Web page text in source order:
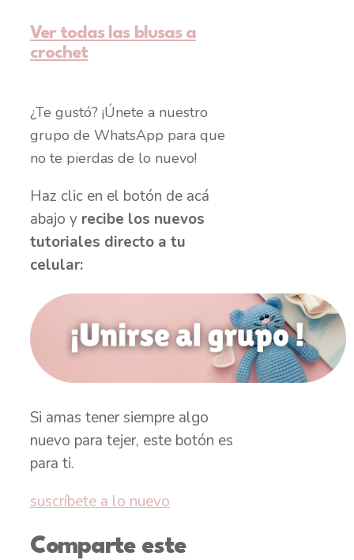
Ver todas las blusas a
crochet
¿Te gustó? ¡Únete a nuestro
grupo de WhatsApp para que
no te pierdas de lo nuevo!
Haz clic en el botón de acá
abajo y recibe los nuevos
tutoriales directo a tu
celular:
Si amas tener siempre algo
nuevo para tejer, este botón es
para ti.
suscríbete a lo nuevo
Comparte este